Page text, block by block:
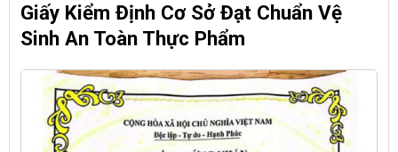
Giấy Kiểm Định Cơ Sở Đạt Chuẩn Vệ
Sinh An Toàn Thực Phẩm